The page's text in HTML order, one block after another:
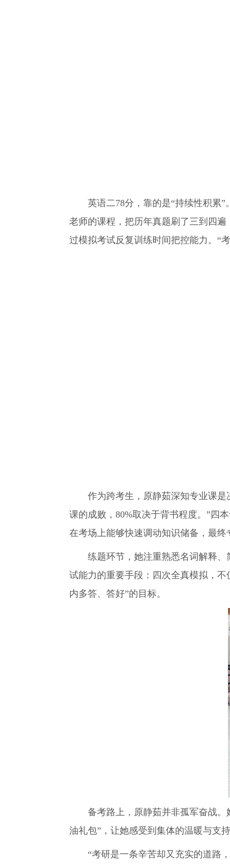
英语二78分，靠的是“持续性积累”
老师的课程，把历年真题刷了三到四
过模拟考试反复训练时间把控能力。“
作为跨考生，原静茹深知专业课是
课的成败，80%取决于背书程度。”四
在考场上能够快速调动知识储备，最终
练题环节，她注重熟悉名词解释、
试能力的重要手段：四次全真模拟，
内多答、答好”的目标。
备考路上，原静茹并非孤军奋战。
油礼包”，让她感受到集体的温暖与支
“考研是一条辛苦却又充实的道路，